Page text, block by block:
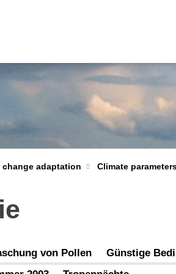
change adaptation Climate
von Pollen Günstige